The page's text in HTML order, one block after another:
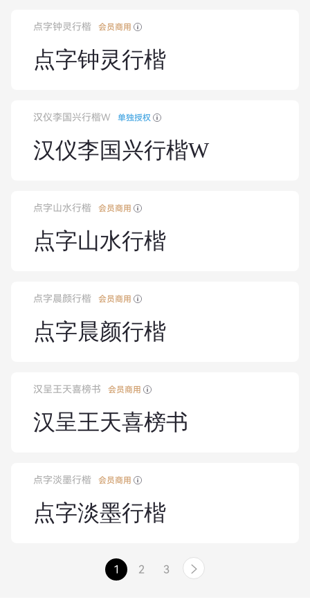
点字钟灵行楷 会员商用
点字钟灵行楷
汉仪李国兴行楷W 单独授权
汉仪李国兴行楷W
点字山水行楷 会员商用
点字山水行楷
点字晨颜行楷 会员商用
点字晨颜行楷
汉呈王天喜榜书 会员商用
汉呈王天喜榜书
点字淡墨行楷 会员商用
点字淡墨行楷
1 2 3 